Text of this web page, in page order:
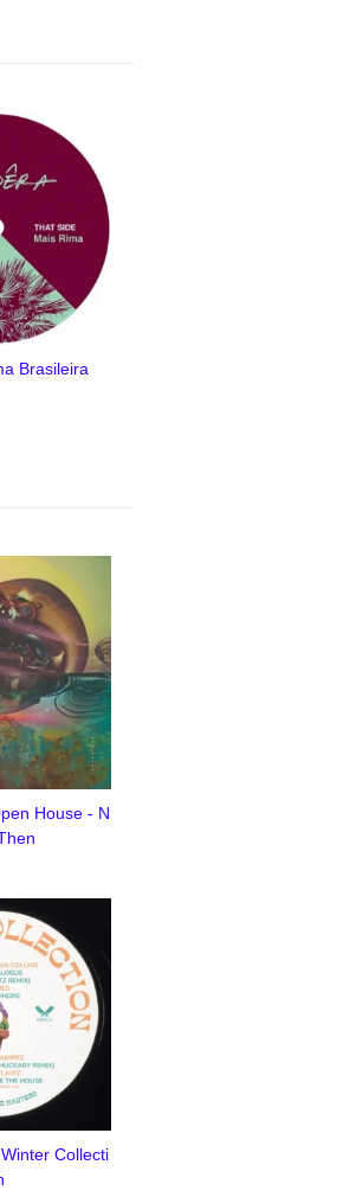
Brasileira
House - N
Collecti